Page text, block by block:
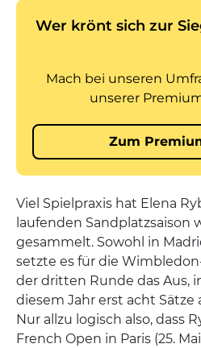
Viel Spielpraxis hat Elena
laufenden Sandplatzsaison
gesammelt. Sowohl in
setzte es für die
der dritten Runde das Aus,
diesem Jahr erst acht Sätze
Nur allzu logisch also, dass
French Open in Paris (25.